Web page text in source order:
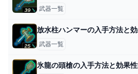
武器一覧
放水柱ハンマーの入手方法と
武器一覧
氷龍の頭槍の入手方法と効果